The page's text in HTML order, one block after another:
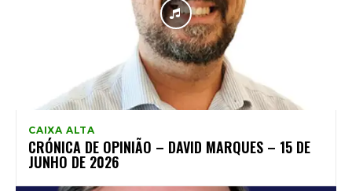
CAIXA ALTA
CRÓNICA DE OPINIÃO – DAVID MARQUES – 15 DE
JUNHO DE 2026